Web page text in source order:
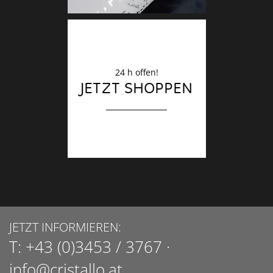
24 h offen!
JETZT SHOPPEN
JETZT INFORMIEREN:
T: +43 (0)3453 / 3767 ·